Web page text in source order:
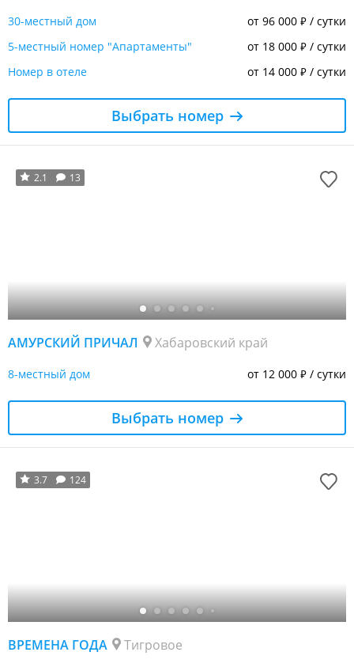
30-местный дом от 96 000 ₽ / сутки
5-местный номер "Апартаменты"
от 18 000 ₽ / сутки
Номер в отеле
от 14 000 ₽ / сутки
Выбрать номер
2.1 13
АМУРСКИЙ ПРИЧАЛ Хабаровский край
8-местный дом от 12 000 ₽ / сутки
Выбрать номер
3.7 124
ВРЕМЕНА ГОДА Тигровое